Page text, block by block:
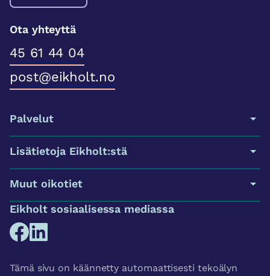
Ota yhteyttä
45 61 44 04
post@eikholt.no
Palvelut
Lisätietoja Eikholt:stä
Muut oikotiet
Eikholt sosiaalisessa mediassa
Tämä sivu on käännetty automaattisesti tekoälyn